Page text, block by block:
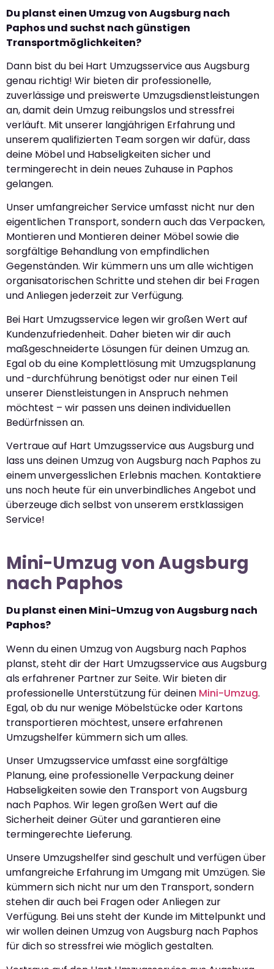
Du planst einen Umzug von Augsburg nach
Paphos und suchst nach günstigen
Transportmöglichkeiten?
Dann bist du bei Hart Umzugsservice aus Augsburg
genau richtig! Wir bieten dir professionelle,
zuverlässige und preiswerte Umzugsdienstleistungen
an, damit dein Umzug reibungslos und stressfrei
verläuft. Mit unserer langjährigen Erfahrung und
unserem qualifizierten Team sorgen wir dafür, dass
deine Möbel und Habseligkeiten sicher und
termingerecht in dein neues Zuhause in Paphos
gelangen.
Unser umfangreicher Service umfasst nicht nur den
eigentlichen Transport, sondern auch das Verpacken,
Montieren und Montieren deiner Möbel sowie die
sorgfältige Behandlung von empfindlichen
Gegenständen. Wir kümmern uns um alle wichtigen
organisatorischen Schritte und stehen dir bei Fragen
und Anliegen jederzeit zur Verfügung.
Bei Hart Umzugsservice legen wir großen Wert auf
Kundenzufriedenheit. Daher bieten wir dir auch
maßgeschneiderte Lösungen für deinen Umzug an.
Egal ob du eine Komplettlösung mit Umzugsplanung
und -durchführung benötigst oder nur einen Teil
unserer Dienstleistungen in Anspruch nehmen
möchtest – wir passen uns deinen individuellen
Bedürfnissen an.
Vertraue auf Hart Umzugsservice aus Augsburg und
lass uns deinen Umzug von Augsburg nach Paphos zu
einem unvergesslichen Erlebnis machen. Kontaktiere
uns noch heute für ein unverbindliches Angebot und
überzeuge dich selbst von unserem erstklassigen
Service!
Mini-Umzug von Augsburg
nach Paphos
Du planst einen Mini-Umzug von Augsburg nach
Paphos?
Wenn du einen Umzug von Augsburg nach Paphos
planst, steht dir der Hart Umzugsservice aus Augsburg
als erfahrener Partner zur Seite. Wir bieten dir
professionelle Unterstützung für deinen Mini-Umzug.
Egal, ob du nur wenige Möbelstücke oder Kartons
transportieren möchtest, unsere erfahrenen
Umzugshelfer kümmern sich um alles.
Unser Umzugsservice umfasst eine sorgfältige
Planung, eine professionelle Verpackung deiner
Habseligkeiten sowie den Transport von Augsburg
nach Paphos. Wir legen großen Wert auf die
Sicherheit deiner Güter und garantieren eine
termingerechte Lieferung.
Unsere Umzugshelfer sind geschult und verfügen über
umfangreiche Erfahrung im Umgang mit Umzügen. Sie
kümmern sich nicht nur um den Transport, sondern
stehen dir auch bei Fragen oder Anliegen zur
Verfügung. Bei uns steht der Kunde im Mittelpunkt und
wir wollen deinen Umzug von Augsburg nach Paphos
für dich so stressfrei wie möglich gestalten.